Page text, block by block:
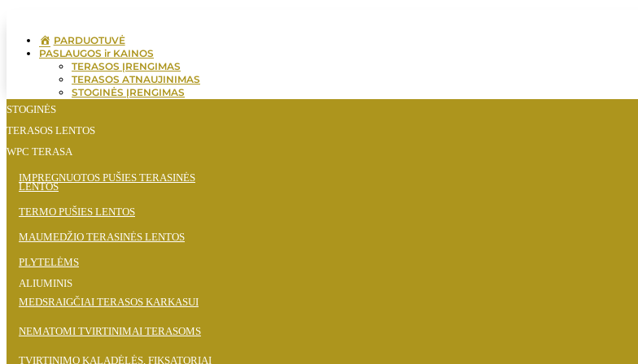
PARDUOTUVĖ
PASLAUGOS ir KAINOS
TERASOS ĮRENGIMAS
TERASOS ATNAUJINIMAS
STOGINĖS ĮRENGIMAS
MEDŽIAGOS TERASAI
ATSILIEPIMAI
GALERIJA
KONTAKTAI
STOGINĖS
TERASOS LENTOS
IMPREGNUOTOS PUŠIES TERASINĖS
LENTOS
TERMO PUŠIES LENTOS
MAUMEDŽIO TERASINĖS LENTOS
WPC TERASOS LENTOS
BAMBUKO TERASINĖS LENTOS
WPC TERASA
AKMENS TERASA
SRAIGTINIAI PAMATAI
PJESDESTALAI
PLYTELĖMS
TERASOMS
LAGĖS
ALIUMINIS
CINKUOTAS METALAS
KALIBRUOTA MEDIENA
KLIJUOTA MEDIENA
TVIRTINIMO ELEMENTAI
MEDSRAIGČIAI TERASOS KARKASUI
NEMATOMI TVIRTINIMAI TERASOMS
TVIRTINIMO KALADĖLĖS, FIKSATORIAI
ALYVOS
KITOS PREKĖS
45x70x5000mm